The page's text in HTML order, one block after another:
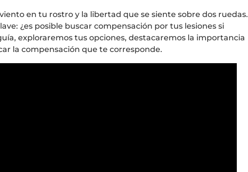
en tu rostro y la libertad que se siente sobre dos ruedas.
¿es posible buscar compensación por tus lesiones si
exploraremos tus opciones, destacaremos la importancia
la compensación que te corresponde.